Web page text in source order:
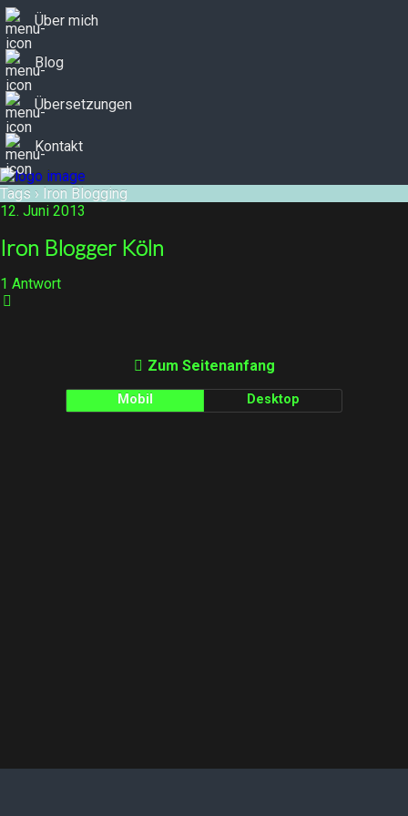
Über mich
Blog
Übersetzungen
Kontakt
Tags › Iron Blogging
12. Juni 2013
Iron Blogger Köln
1 Antwort
Zum Seitenanfang
Mobil Desktop